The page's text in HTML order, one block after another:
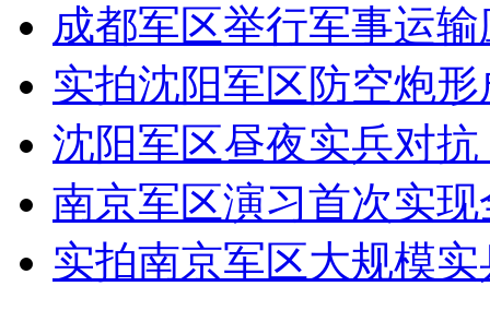
外交部：反对强权政治霸凌主义
外交部：有关国家言论片面不公正
安徽一实载49人客车翻车
成都军区举行军事运
实拍沈阳军区防空炮
沈阳军区昼夜实兵对
南京军区演习首次实
实拍南京军区大规模